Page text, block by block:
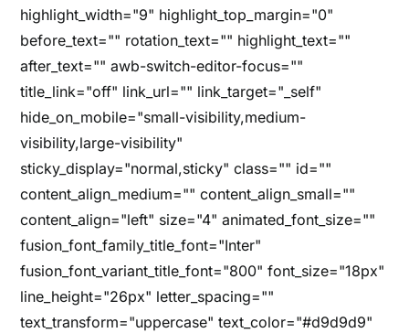
highlight_width="9" highlight_top_margin="0"
before_text="" rotation_text="" highlight_text=""
after_text="" awb-switch-editor-focus=""
title_link="off" link_url="" link_target="_self"
hide_on_mobile="small-visibility,medium-
visibility,large-visibility"
sticky_display="normal,sticky" class="" id=""
content_align_medium="" content_align_small=""
content_align="left" size="4" animated_font_size=""
fusion_font_family_title_font="Inter"
fusion_font_variant_title_font="800" font_size="18px"
line_height="26px" letter_spacing=""
text_transform="uppercase" text_color="#d9d9d9"